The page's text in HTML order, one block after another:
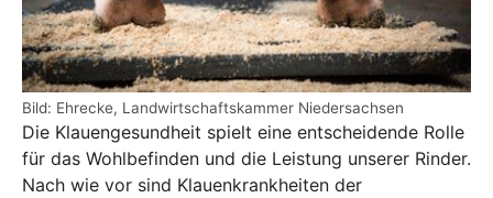
Bild: Ehrecke, Landwirtschaftskammer Niedersachsen
Die Klauengesundheit spielt eine entscheidende Rolle
für das Wohlbefinden und die Leistung unserer Rinder.
Nach wie vor sind Klauenkrankheiten der